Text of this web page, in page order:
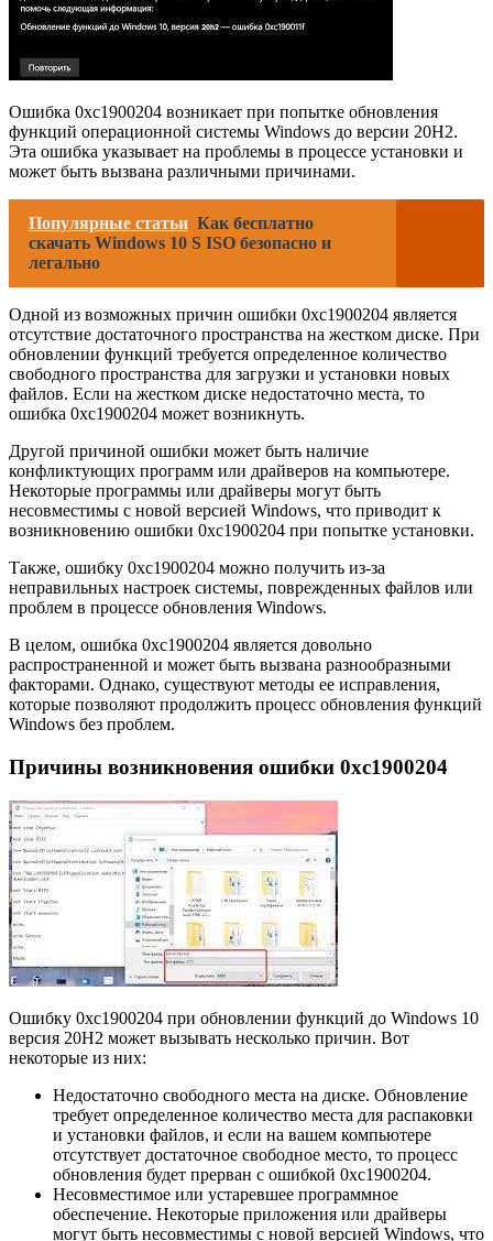
Ошибка 0xc1900204 возникает при попытке обновления
функций операционной системы Windows до версии 20H2.
Эта ошибка указывает на проблемы в процессе установки и
может быть вызвана различными причинами.
Популярные статьи Как бесплатно
скачать Windows 10 S ISO безопасно и
легально
Одной из возможных причин ошибки 0xc1900204 является
отсутствие достаточного пространства на жестком диске. При
обновлении функций требуется определенное количество
свободного пространства для загрузки и установки новых
файлов. Если на жестком диске недостаточно места, то
ошибка 0xc1900204 может возникнуть.
Другой причиной ошибки может быть наличие
конфликтующих программ или драйверов на компьютере.
Некоторые программы или драйверы могут быть
несовместимы с новой версией Windows, что приводит к
возникновению ошибки 0xc1900204 при попытке установки.
Также, ошибку 0xc1900204 можно получить из-за
неправильных настроек системы, поврежденных файлов или
проблем в процессе обновления Windows.
В целом, ошибка 0xc1900204 является довольно
распространенной и может быть вызвана разнообразными
факторами. Однако, существуют методы ее исправления,
которые позволяют продолжить процесс обновления функций
Windows без проблем.
Причины возникновения ошибки 0xc1900204
Ошибку 0xc1900204 при обновлении функций до Windows 10
версия 20H2 может вызывать несколько причин. Вот
некоторые из них:
Недостаточно свободного места на диске. Обновление
требует определенное количество места для распаковки
и установки файлов, и если на вашем компьютере
отсутствует достаточное свободное место, то процесс
обновления будет прерван с ошибкой 0xc1900204.
Несовместимое или устаревшее программное
обеспечение. Некоторые приложения или драйверы
могут быть несовместимы с новой версией Windows, что